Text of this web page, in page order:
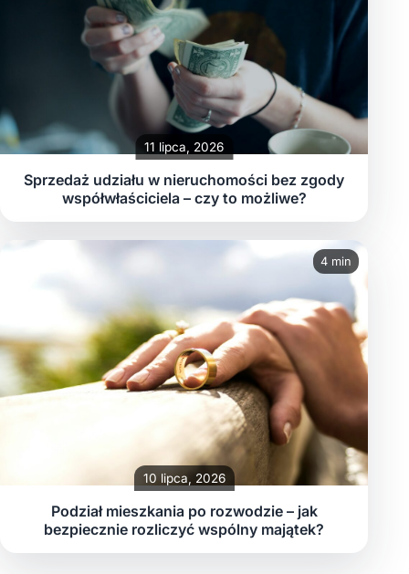
11 lipca, 2026
Sprzedaż udziału w nieruchomości bez zgody
współwłaściciela – czy to możliwe?
4 min
10 lipca, 2026
Podział mieszkania po rozwodzie – jak
bezpiecznie rozliczyć wspólny majątek?